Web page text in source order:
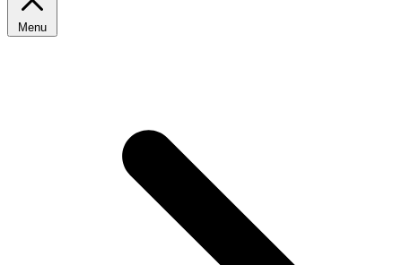
Menu